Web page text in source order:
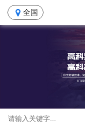
全国